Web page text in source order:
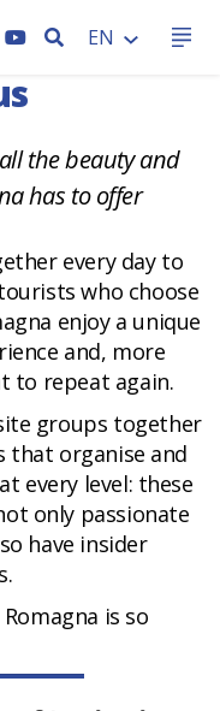
SEARCH
EN
the beauty and
has to offer
every day to
who choose
enjoy a unique
and, more
to repeat again.
groups together
organise and
every level: these
only passionate
have insider
is so